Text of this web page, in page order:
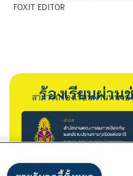
FOXIT EDITOR
ร้องเรียนผ่า
สามารถร้องเรียนผ่านหน่ว